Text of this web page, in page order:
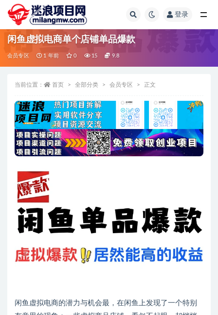
登录
闲鱼虚拟电商单个店铺单品爆款
会员专区 1 年前 0 15 9.8
当前位置： 首页 全部分类 会员专区 正文
闲鱼虚拟电商的潜力与机会最，在闲鱼上发现了一个特别
全部